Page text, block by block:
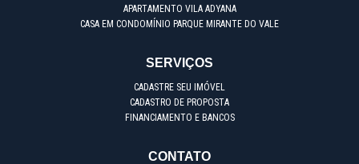
APARTAMENTO VILA ADYANA
CASA EM CONDOMÍNIO PARQUE MIRANTE DO VALE
SERVIÇOS
CADASTRE SEU IMÓVEL
CADASTRO DE PROPOSTA
FINANCIAMENTO E BANCOS
CONTATO